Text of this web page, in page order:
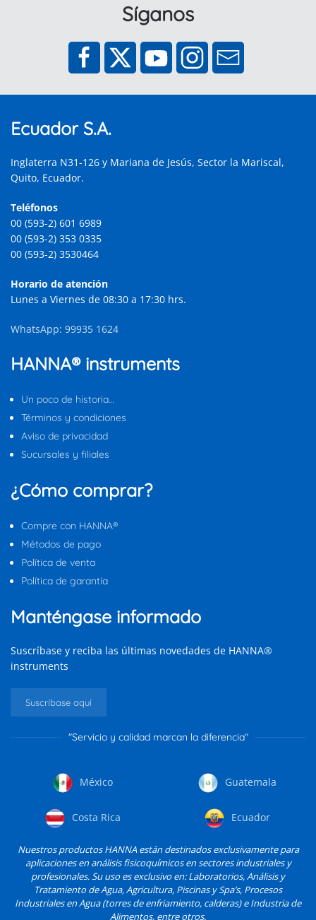
Síganos
Ecuador S.A.
Inglaterra N31-126 y Mariana de Jesús, Sector la Mariscal,
Quito, Ecuador.
Teléfonos
00 (593-2) 601 6989
00 (593-2) 353 0335
00 (593-2) 3530464
Horario de atención
Lunes a Viernes de 08:30 a 17:30 hrs.
WhatsApp: 99935 1624
HANNA® instruments
Un poco de historia…
Términos y condiciones
Aviso de privacidad
Sucursales y filiales
¿Cómo comprar?
Compre con HANNA®
Métodos de pago
Política de venta
Política de garantía
Manténgase informado
Suscríbase y reciba las últimas novedades de HANNA®
instruments
Suscríbase aquí
"Servicio y calidad marcan la diferencia"
México Guatemala
Costa Rica Ecuador
Nuestros productos HANNA están destinados exclusivamente para
aplicaciones en análisis fisicoquímicos en sectores industriales y
profesionales. Su uso es exclusivo en: Laboratorios, Análisis y
Tratamiento de Agua, Agricultura, Piscinas y Spa’s, Procesos
Industriales en Agua (torres de enfriamiento, calderas) e Industria de
Alimentos, entre otros.